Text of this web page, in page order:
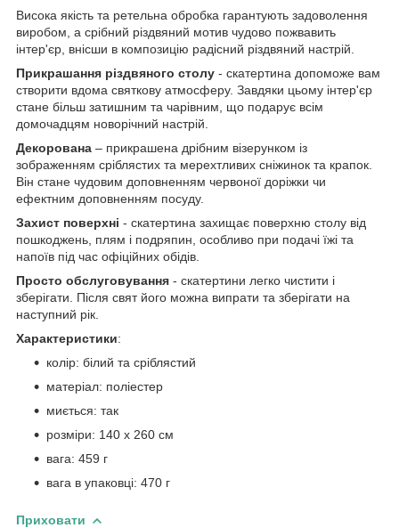
Висока якість та ретельна обробка гарантують задоволення
виробом, а срібний різдвяний мотив чудово пожвавить
інтер'єр, внісши в композицію радісний різдвяний настрій.
Прикрашання різдвяного столу - скатертина допоможе вам
створити вдома святкову атмосферу. Завдяки цьому інтер'єр
стане більш затишним та чарівним, що подарує всім
домочадцям новорічний настрій.
Декорована – прикрашена дрібним візерунком із
зображенням сріблястих та мерехтливих сніжинок та крапок.
Він стане чудовим доповненням червоної доріжки чи
ефектним доповненням посуду.
Захист поверхні - скатертина захищає поверхню столу від
пошкоджень, плям і подряпин, особливо при подачі їжі та
напоїв під час офіційних обідів.
Просто обслуговування - скатертини легко чистити і
зберігати. Після свят його можна випрати та зберігати на
наступний рік.
Характеристики:
колір: білий та сріблястий
матеріал: поліестер
миється: так
розміри: 140 х 260 см
вага: 459 г
вага в упаковці: 470 г
Приховати